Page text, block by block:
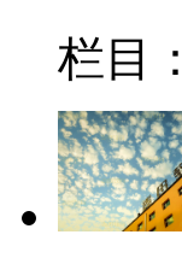
栏目：